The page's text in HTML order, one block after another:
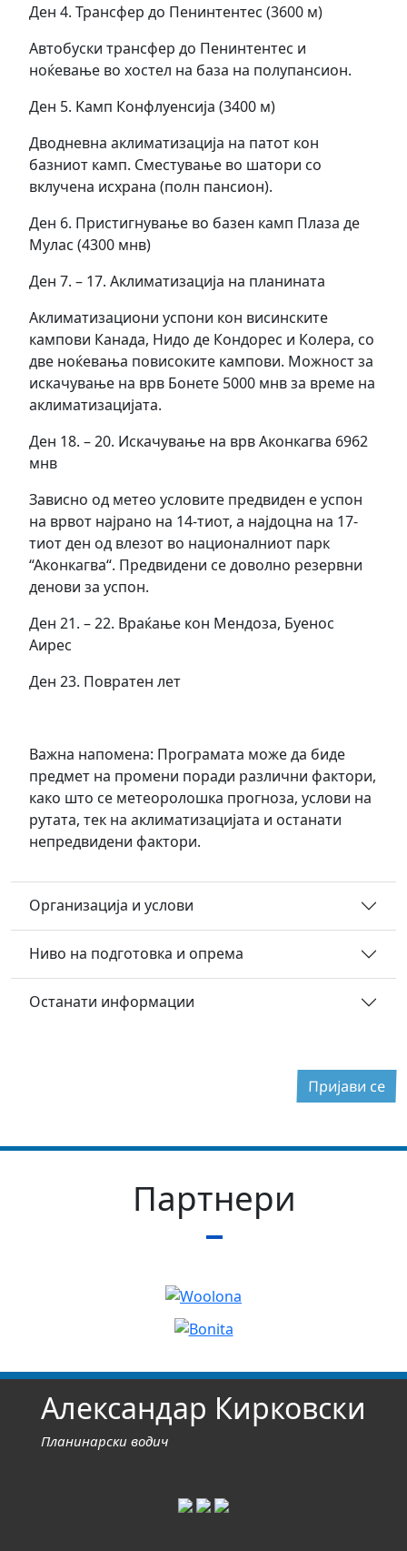
Ден 4. Трансфер до Пенинтентес (3600 м)
Автобуски трансфер до Пенинтентес и
ноќевање во хостел на база на полупансион.
Ден 5. Kамп Конфлуенсиjа (3400 м)
Дводневна аклиматизација на патот кон
базниот камп. Сместување во шатори со
вклучена исхрана (полн пансион).
Ден 6. Пристигнување во базен камп Плаза де
Мулас (4300 мнв)
Ден 7. – 17. Аклиматизација на планината
Аклиматизациони успони кон висинските
кампови Канада, Нидо де Кондорес и Колера, со
две ноќевања повисоките кампови. Можност за
искачување на врв Бонетe 5000 мнв за време на
аклиматизацијата.
Ден 18. – 20. Искачување на врв Аконкагва 6962
мнв
Зависно од метео условите предвиден е успон
на врвот најрано на 14-тиот, а најдоцна на 17-
тиот ден од влезот во националниот парк
“Аконкагва“. Предвидени се доволно резервни
денови за успон.
Ден 21. – 22. Враќање кон Мендоза, Буенос
Аирес
Ден 23. Повратен лет
Важна напомена: Програмата може да биде
предмет на промени поради различни фактори,
како што се метеоролошка прогноза, услови на
рутата, тек на аклиматизацијата и останати
непредвидени фактори.
Организација и услови
Ниво на подготовка и опрема
Останати информации
Пријави се
Партнери
Александар Кирковски
Планинарски водич